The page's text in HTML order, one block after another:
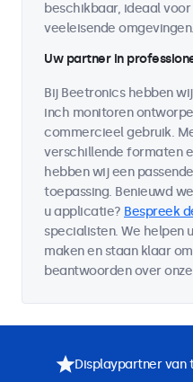
beschikbaar, ideaal voor
veeleisende omgevingen.
Uw partner in
Bij Beetronics hebben
inch monitoren
commercieel gebruik.
verschillende formaten
hebben wij een
toepassing. Benieuwd
u applicatie? Bespreek
specialisten. We helpen
maken en staan klaar
beantwoorden over
Displaypartner van